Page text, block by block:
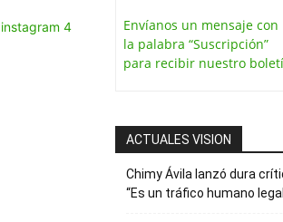
Envíanos un mensaje con
la palabra “Suscripción”
para recibir nuestro
ACTUALES VISION
Chimy Ávila lanzó dura
“Es un tráfico humano